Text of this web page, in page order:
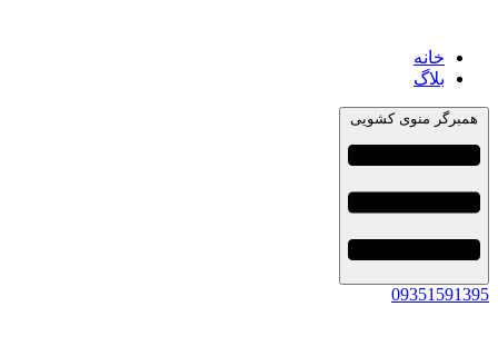
خانه
بلاگ
همبرگر منوی کشویی
09351591395